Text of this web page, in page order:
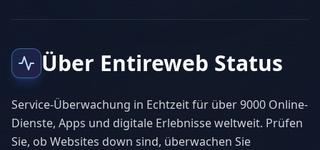
Über Entireweb Status
Service-Überwachung in Echtzeit für über 9000 Online-
Dienste, Apps und digitale Erlebnisse weltweit. Prüfen
Sie, ob Websites down sind, überwachen Sie